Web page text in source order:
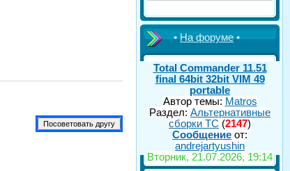
•На форуме•
Total Commander 11.51
final 64bit 32bit VIM 49
portable
Автор темы: Matros
Раздел: Альтернативные
сборки ТС (2147)
Сообщение от:
andrejartyushin
Вторник, 21.07.2026, 19:14